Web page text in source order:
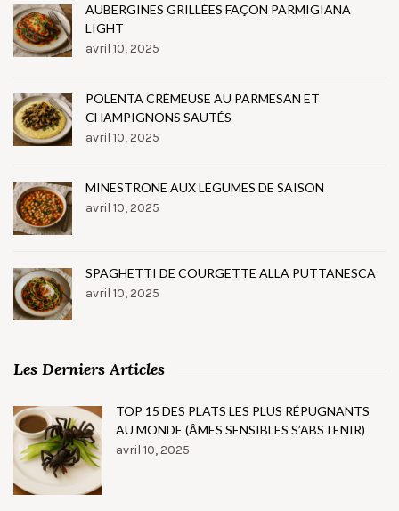
AUBERGINES GRILLÉES FAÇON PARMIGIANA
LIGHT
avril 10, 2025
POLENTA CRÉMEUSE AU PARMESAN ET
CHAMPIGNONS SAUTÉS
avril 10, 2025
MINESTRONE AUX LÉGUMES DE SAISON
avril 10, 2025
SPAGHETTI DE COURGETTE ALLA PUTTANESCA
avril 10, 2025
Les Derniers Articles
TOP 15 DES PLATS LES PLUS RÉPUGNANTS
AU MONDE (ÂMES SENSIBLES S’ABSTENIR)
avril 10, 2025